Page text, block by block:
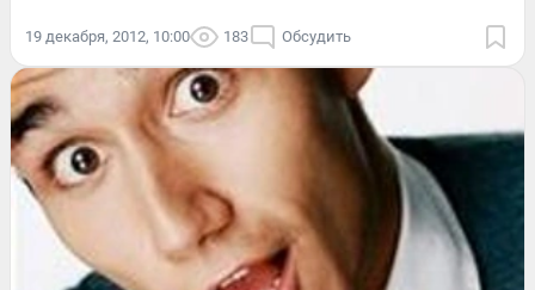
19 декабря, 2012, 10:00 183 Обсудить